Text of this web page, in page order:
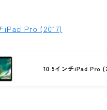
iPad Pro (2017)
10.5インチiPad Pro